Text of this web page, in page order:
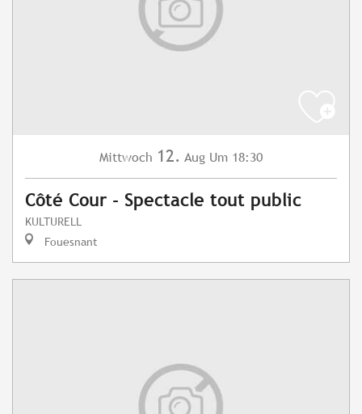
Mittwoch 12. Aug Um 18:30
Côté Cour - Spectacle tout public
KULTURELL
Fouesnant